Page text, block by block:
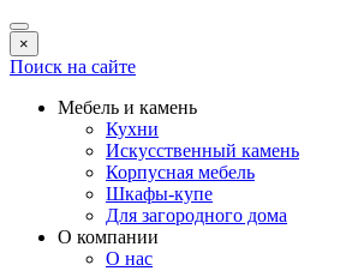
×
Поиск на сайте
Мебель и камень
Кухни
Искусственный камень
Корпусная мебель
Шкафы-купе
Для загородного дома
О компании
О нас